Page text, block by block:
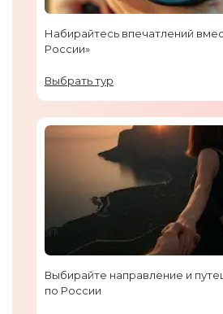
Набирайтесь впечатлений
России»
Выбрать тур
Выбирайте направление и
по России